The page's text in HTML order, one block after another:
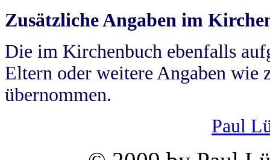
Zusätzliche Angaben im
Die im Kirchenbuch ebenfalls
Eltern oder weitere Angaben wie
übernommen.
Paul